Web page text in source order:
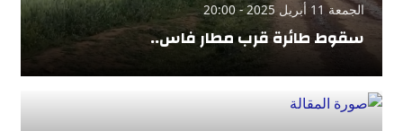
الجمعة 11 أبريل 2025 - 20:00
سقوط طائرة قرب مطار فاس..